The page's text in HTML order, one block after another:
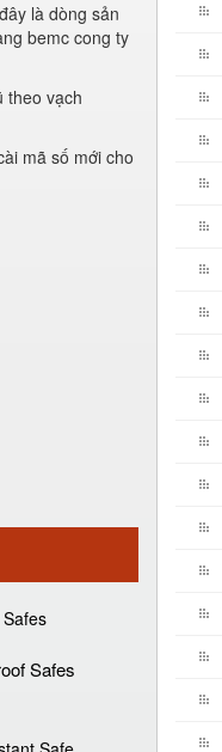
là dòng sản
bemc cong ty
theo vạch
mã số mới cho
Safes